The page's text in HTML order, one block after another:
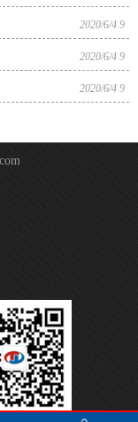
2020/6/4 9
2020/6/4 9
2020/6/4 9